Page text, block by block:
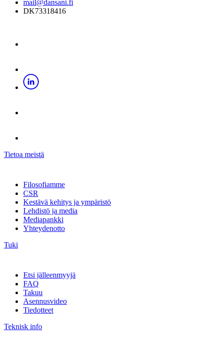
mail@dansani.fi
DK73318416
Tietoa meistä
Filosofiamme
CSR
Kestävä kehitys ja ympäristö
Lehdistö ja media
Mediapankki
Yhteydenotto
Tuki
Etsi jälleenmyyjä
FAQ
Takuu
Asennusvideo
Tiedotteet
Teknisk info